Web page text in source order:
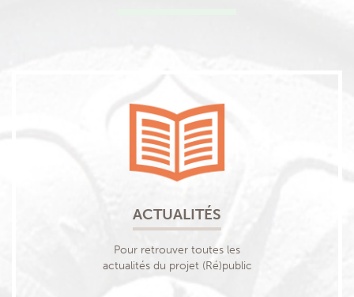
ACTUALITÉS
Pour retrouver toutes les
actualités du projet (Ré)public